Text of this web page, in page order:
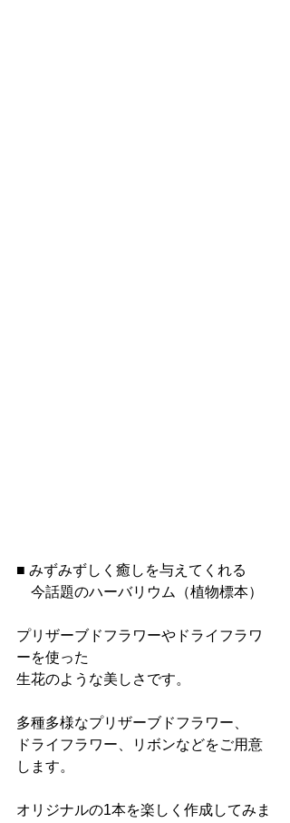
■ みずみずしく癒しを与えてくれる
    今話題のハーバリウム（植物標本）
プリザーブドフラワーやドライフラワ
ーを使った
生花のような美しさです。
多種多様なプリザーブドフラワー、
ドライフラワー、リボンなどをご用意
します。
オリジナルの1本を楽しく作成してみま